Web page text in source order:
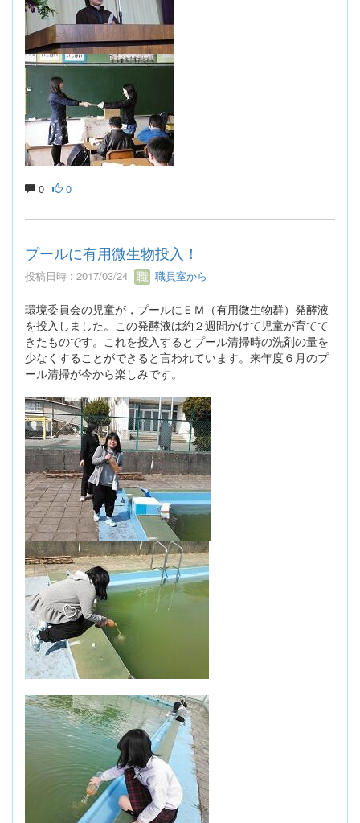
0 0
プールに有用微生物投入！
投稿日時 : 2017/03/24 職員室から
環境委員会の児童が，プールにＥＭ（有用微生物群）発酵液
を投入しました。この発酵液は約２週間かけて児童が育てて
きたものです。これを投入するとプール清掃時の洗剤の量を
少なくすることができると言われています。来年度６月のプ
ール清掃が今から楽しみです。